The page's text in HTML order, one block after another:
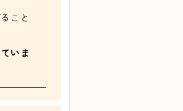
こと
いま